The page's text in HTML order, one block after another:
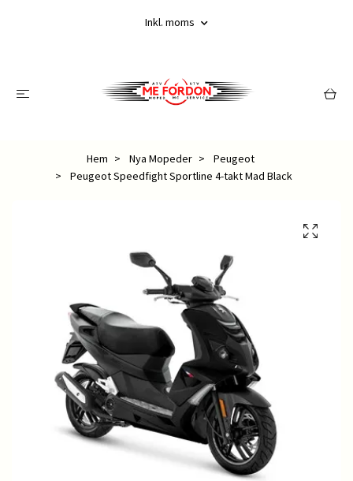
Inkl. moms
Hem Nya Mopeder
Peugeot
Peugeot Speedfight Sportline 4-takt Mad Black